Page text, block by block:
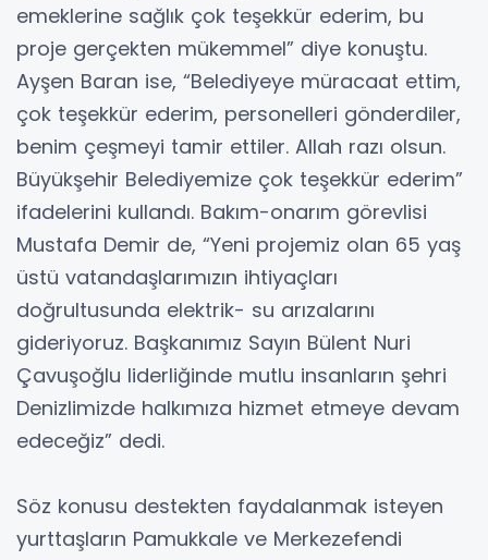
emeklerine sağlık çok teşekkür ederim, bu
proje gerçekten mükemmel” diye konuştu.
Ayşen Baran ise, “Belediyeye müracaat ettim,
çok teşekkür ederim, personelleri gönderdiler,
benim çeşmeyi tamir ettiler. Allah razı olsun.
Büyükşehir Belediyemize çok teşekkür ederim”
ifadelerini kullandı. Bakım-onarım görevlisi
Mustafa Demir de, “Yeni projemiz olan 65 yaş
üstü vatandaşlarımızın ihtiyaçları
doğrultusunda elektrik- su arızalarını
gideriyoruz. Başkanımız Sayın Bülent Nuri
Çavuşoğlu liderliğinde mutlu insanların şehri
Denizlimizde halkımıza hizmet etmeye devam
edeceğiz” dedi.
Söz konusu destekten faydalanmak isteyen
yurttaşların Pamukkale ve Merkezefendi